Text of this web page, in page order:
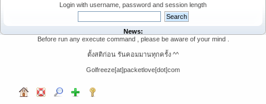
Login with username, password and session length
News:
Before run any execute command , please be aware of your mind .
ตั้งสติก่อน รันคอมมานทุกครั้ง ^^
Golfreeze[at]packetlove[dot]com